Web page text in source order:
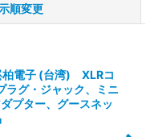
順変更
電子 (台湾) XLRコ
グ・ジャック、ミニ
プター、グースネッ